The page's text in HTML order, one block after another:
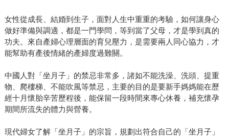
女性從成長、結婚到生子，面對人生中重重的考驗，如何讓身心
做好準備與調適，都是一門學問，等到當了父母，才是學到真的
功夫。來自產婦心理層面的育兒壓力，是需要兩人同心協力，才
能幫助有產後情緒的產婦度過難關。
中國人對「坐月子」的禁忌非常多，諸如不能洗澡、洗頭、提重
物、爬樓梯、不能吹風等禁忌，主要的目的是要新手媽媽能在歷
經十月懷胎辛苦歷程後，能保留一段時間來專心休養，補充懷孕
期間所流失的體力與營養。
現代婦女了解「坐月子」的宗旨，規劃出符合自己的「坐月子」